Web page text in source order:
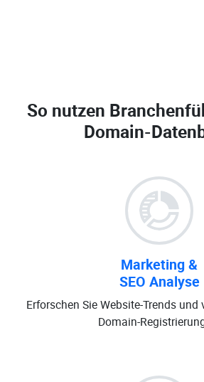
So nutzen
Domain-
Marketing &
SEO Analyse
Erforschen Sie Website-Trends und
Domain-